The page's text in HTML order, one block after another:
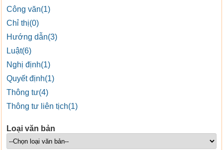
Công văn(1)
Chỉ thị(0)
Hướng dẫn(3)
Luật(6)
Nghị định(1)
Quyết định(1)
Thông tư(4)
Thông tư liên tịch(1)
Loại văn bản